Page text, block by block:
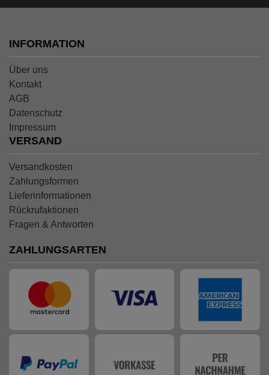
INFORMATION
Über uns
Kontakt
AGB
Datenschutz
Impressum
VERSAND
Versandkosten
Zahlungsformen
Lieferinformationen
Rückrufaktionen
Fragen & Antworten
ZAHLUNGSARTEN